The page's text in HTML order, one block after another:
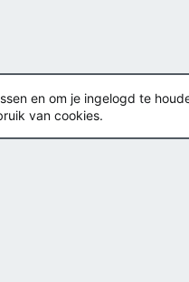
en om je ingelogd te
van cookies.